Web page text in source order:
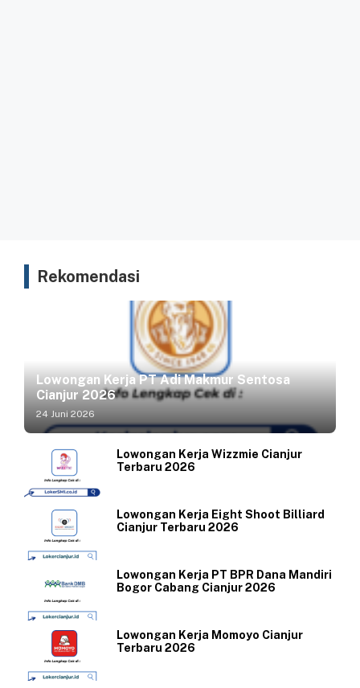
Rekomendasi
Lowongan Kerja PT Adi Makmur Sentosa
Cianjur 2026
24 Juni 2026
Lowongan Kerja Wizzmie Cianjur
Terbaru 2026
Lowongan Kerja Eight Shoot Billiard
Cianjur Terbaru 2026
Lowongan Kerja PT BPR Dana Mandiri
Bogor Cabang Cianjur 2026
Lowongan Kerja Momoyo Cianjur
Terbaru 2026